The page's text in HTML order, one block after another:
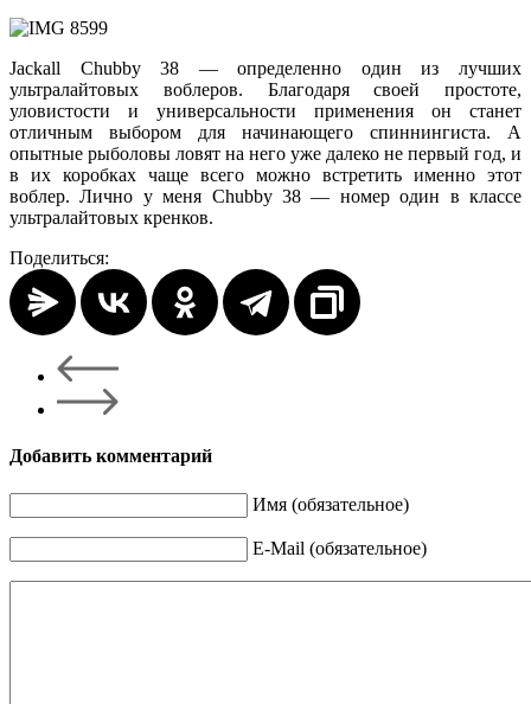
Jackall Chubby 38 — определенно один из лучших
ультралайтовых воблеров. Благодаря своей простоте,
уловистости и универсальности применения он станет
отличным выбором для начинающего спиннингиста. А
опытные рыболовы ловят на него уже далеко не первый год, и
в их коробках чаще всего можно встретить именно этот
воблер. Лично у меня Chubby 38 — номер один в классе
ультралайтовых кренков.
Поделиться:
Добавить комментарий
Имя (обязательное)
E-Mail (обязательное)